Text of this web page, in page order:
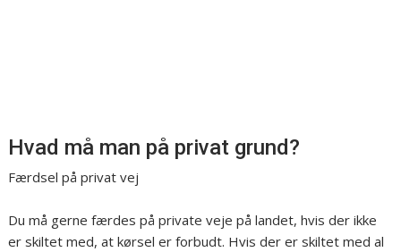
Hvad må man på privat grund?
Færdsel på privat vej
Du må gerne færdes på private veje på landet, hvis der ikke
er skiltet med, at kørsel er forbudt. Hvis der er skiltet med al